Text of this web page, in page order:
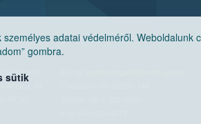
adatai védelméről. Weboldalunk
gombra.
sütik
Hivatal